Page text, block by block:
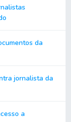
da
jornalista da
a